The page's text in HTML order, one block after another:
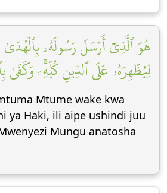
هُوَ ٱلَّذِيٓ أَرۡسَلَ رَسُولَهُۥ
لِيُظۡهِرَهُۥ عَلَى ٱلدِّينِ كُلِّهِۦۚ وَكَفَىٰ
Mtume wake kwa
ya Haki, ili aipe ushindi juu
Mungu anatosha